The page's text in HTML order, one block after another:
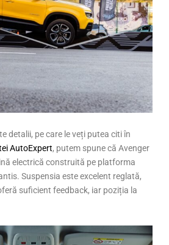
detalii, pe care le veți putea citi în
AutoExpert, putem spune că Avenger
electrică construită pe platforma
Suspensia este excelent reglată,
suficient feedback, iar poziția la